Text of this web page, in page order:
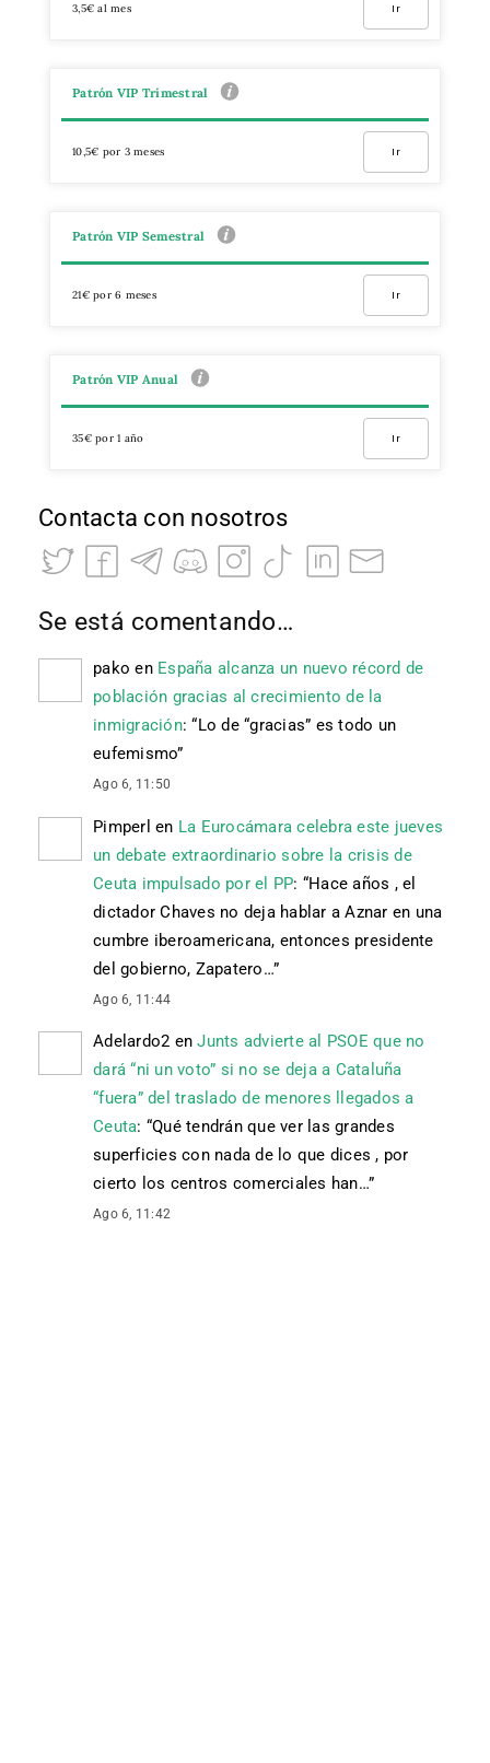
3,5€ al mes Ir
Patrón VIP Trimestral
10,5€ por 3 meses Ir
Patrón VIP Semestral
21€ por 6 meses Ir
Patrón VIP Anual
35€ por 1 año Ir
Contacta con nosotros
Se está comentando…
pako en España alcanza un nuevo récord de
población gracias al crecimiento de la
inmigración: “Lo de “gracias” es todo un
eufemismo”
Ago 6, 11:50
Pimperl en La Eurocámara celebra este jueves
un debate extraordinario sobre la crisis de
Ceuta impulsado por el PP: “Hace años , el
dictador Chaves no deja hablar a Aznar en una
cumbre iberoamericana, entonces presidente
del gobierno, Zapatero…”
Ago 6, 11:44
Adelardo2 enJunts advierte al PSOE que no
dará “ni un voto” si no se deja a Cataluña
“fuera” del traslado de menores llegados a
Ceuta: “Qué tendrán que ver las grandes
superficies con nada de lo que dices , por
cierto los centros comerciales han…”
Ago 6, 11:42